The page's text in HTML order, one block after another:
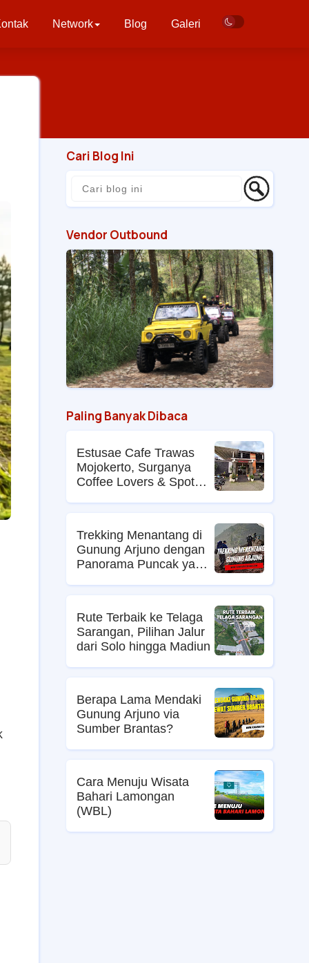
Network Blog Galeri
Cari Blog Ini
Vendor Outbound
Paling Banyak Dibaca
Estusae Cafe Trawas
Mojokerto, Surganya
Coffee Lovers & Spot
Trekking Menantang di
Gunung Arjuno dengan
Panorama Puncak yang
Rute Terbaik ke Telaga
Sarangan, Pilihan Jalur
dari Solo hingga Madiun
Berapa Lama Mendaki
Gunung Arjuno via
Sumber Brantas?
Cara Menuju Wisata
Bahari Lamongan
(WBL)